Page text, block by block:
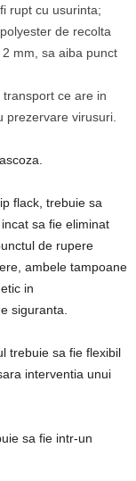
rupt cu usurinta;
de recolta
mm, sa aiba punct
ce are in
prezervare virusuri.
flack, trebuie sa
sa fie eliminat
de rupere
ambele tampoane
in
siguranta.
trebuie sa fie flexibil
interventia unui
sa fie intr-un